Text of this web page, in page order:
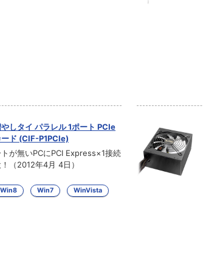
しタイ パラレル 1ポート PCIe
ド (CIF-P1PCIe)
が無いPCにPCI Express×1接続
（2012年4月 4日）
Win8 Win7 WinVista